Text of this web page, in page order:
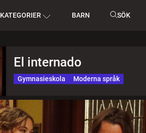
KATEGORIER BARN SÖK
El internado
Gymnasieskola Moderna språk